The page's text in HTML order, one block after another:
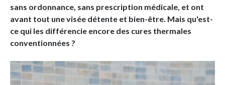
sans ordonnance, sans prescription médicale, et ont
avant tout une visée détente et bien-être. Mais qu'est-
ce qui les différencie encore des cures thermales
conventionnées ?